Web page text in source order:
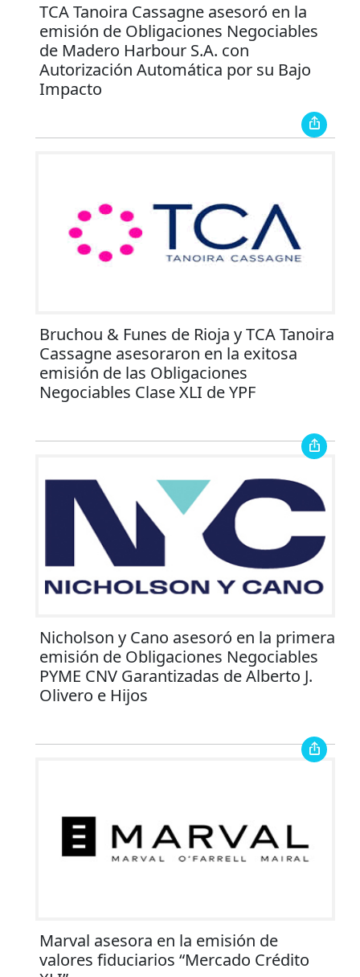
TCA Tanoira Cassagne asesoró en la
emisión de Obligaciones Negociables
de Madero Harbour S.A. con
Autorización Automática por su Bajo
Impacto
Bruchou & Funes de Rioja y TCA Tanoira
Cassagne asesoraron en la exitosa
emisión de las Obligaciones
Negociables Clase XLI de YPF
Nicholson y Cano asesoró en la primera
emisión de Obligaciones Negociables
PYME CNV Garantizadas de Alberto J.
Olivero e Hijos
Marval asesora en la emisión de
valores fiduciarios “Mercado Crédito